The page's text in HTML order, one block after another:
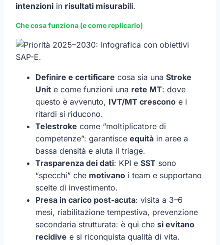
intenzioni in risultati misurabili.
Che cosa funziona (e come replicarlo)
Definire e certificare cosa sia una Stroke
Unit e come funzioni una rete MT: dove
questo è avvenuto, IVT/MT crescono e i
ritardi si riducono.
Telestroke come “moltiplicatore di
competenze”: garantisce equità in aree a
bassa densità e aiuta il triage.
Trasparenza dei dati: KPI e SST sono
“specchi” che motivano i team e supportano
scelte di investimento.
Presa in carico post-acuta: visita a 3–6
mesi, riabilitazione tempestiva, prevenzione
secondaria strutturata: è qui che si evitano
recidive e si riconquista qualità di vita.